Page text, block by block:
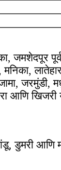
जमशेदपूर
जरमुंडी,
आणि
डुमरी